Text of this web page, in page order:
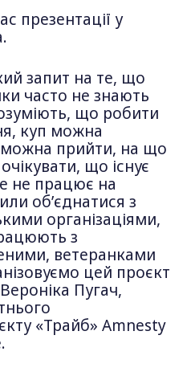
презентації у
запит на те, що
часто не знають
що робити
куп можна
можна прийти, на що
що існує
не працює на
обʼєднатися з
організаціями,
з
ветеранками
цей проєкт
Пугач,
«Трайб» Amnesty